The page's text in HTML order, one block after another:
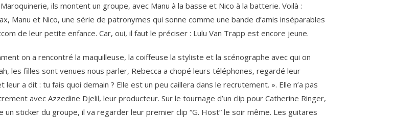
Maroquinerie, ils montent un groupe, avec Manu à la basse et Nico à la batterie. Voilà :
Manu et Nico, une série de patronymes qui sonne comme une bande d’amis inséparables
de leur petite enfance. Car, oui, il faut le préciser : Lulu Van Trapp est encore jeune.
on a rencontré la maquilleuse, la coiffeuse la styliste et la scénographe avec qui on
les filles sont venues nous parler, Rebecca a chopé leurs téléphones, regardé leur
leur a dit : tu fais quoi demain ? Elle est un peu caillera dans le recrutement. ». Elle n’a pas
avec Azzedine Djelil, leur producteur. Sur le tournage d’un clip pour Catherine Ringer,
un sticker du groupe, il va regarder leur premier clip “G. Host” le soir même. Les guitares